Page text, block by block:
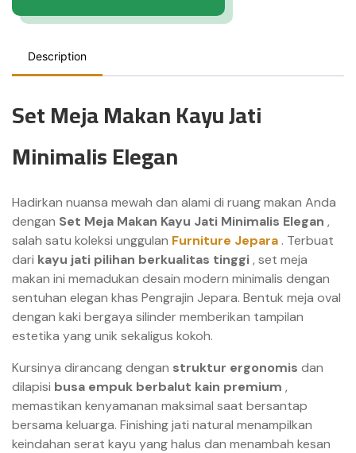
Description
Set Meja Makan Kayu Jati
Minimalis Elegan
Hadirkan nuansa mewah dan alami di ruang makan Anda
dengan Set Meja Makan Kayu Jati Minimalis Elegan ,
salah satu koleksi unggulan Furniture Jepara . Terbuat
dari kayu jati pilihan berkualitas tinggi, set meja
makan ini memadukan desain modern minimalis dengan
sentuhan elegan khas Pengrajin Jepara. Bentuk meja oval
dengan kaki bergaya silinder memberikan tampilan
estetika yang unik sekaligus kokoh.
Kursinya dirancang dengan struktur ergonomis dan
dilapisi busa empuk berbalut kain premium ,
memastikan kenyamanan maksimal saat bersantap
bersama keluarga. Finishing jati natural menampilkan
keindahan serat kayu yang halus dan menambah kesan